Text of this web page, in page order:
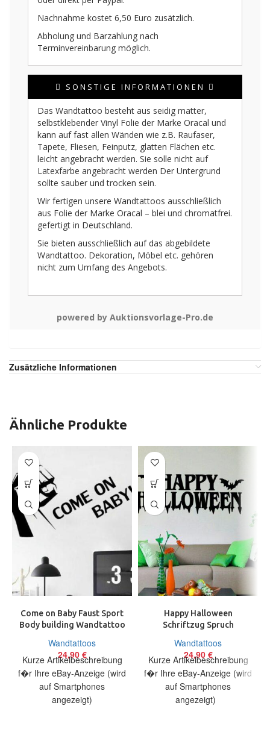
Nachnahme kostet 6,50 Euro zusätzlich.
Abholung und Barzahlung nach
Terminvereinbarung möglich.
SONSTIGE INFORMATIONEN
Das Wandtattoo besteht aus seidig matter,
selbstklebender Vinyl Folie der Marke Oracal und
kann auf fast allen Wänden wie z.B. Raufaser,
Tapete, Fliesen, Feinputz, glatten Flächen etc.
leicht angebracht werden. Sie solle nicht auf
Latexfarbe angebracht werden Der Untergrund
sollte sauber und trocken sein.
Wir fertigen unsere Wandtattoos ausschließlich
aus Folie der Marke Oracal – blei und chromatfrei.
gefertigt in Deutschland.
Sie bieten ausschließlich auf das abgebildete
Wandtattoo. Dekoration, Möbel etc. gehören
nicht zum Umfang des Angebots.
powered by Auktionsvorlage-Pro.de
Zusätzliche Informationen
Ähnliche Produkte
Come on Baby Faust Sport
Body building Wandtattoo
70 cm
Wandtattoos
24,90 €
Kurze Artikelbeschreibung
f�r Ihre eBay-Anzeige (wird
auf Smartphones
angezeigt)
Happy Halloween
Schriftzug Spruch
Wand Schmuck 75 x 38 cm
Wandtattoos
24,90 €
Kurze Artikelbeschreibung
f�r Ihre eBay-Anzeige (wird
auf Smartphones
angezeigt)